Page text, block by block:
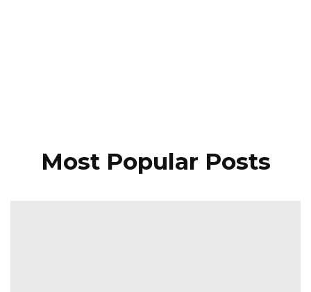
Most Popular Posts